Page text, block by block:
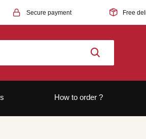
Secure payment Free
How to order ?